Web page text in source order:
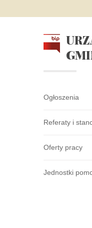
Ogłoszenia
Referaty i
Oferty pracy
Jednostki